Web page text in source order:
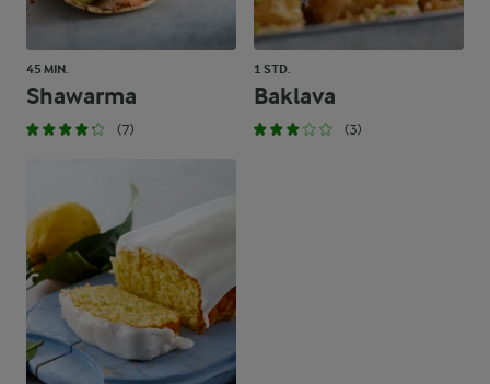
45 MIN.
Shawarma
(7)
1 STD.
Baklava
(3)